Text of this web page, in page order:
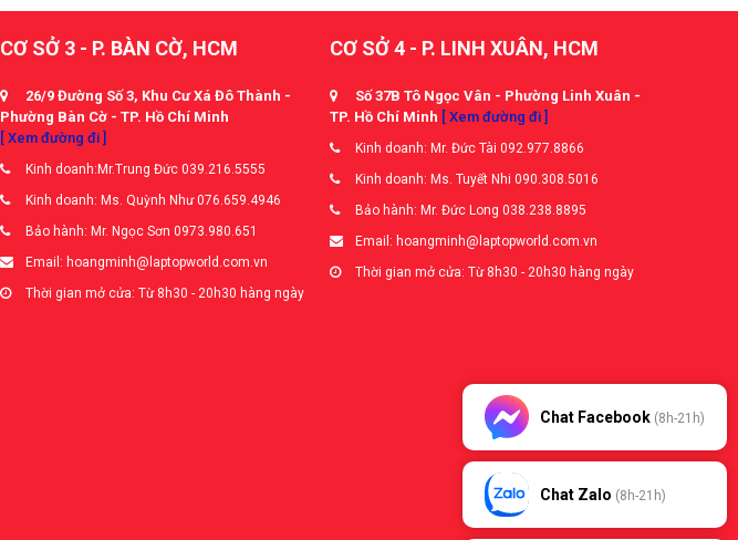
CƠ SỞ 3 - P. BÀN CỜ, HCM
26/9 Đường Số 3, Khu Cư Xá Đô Thành -
Phường Bàn Cờ - TP. Hồ Chí Minh
[ Xem đường đi ]
Kinh doanh:Mr.Trung Đức 039.216.5555
Kinh doanh: Ms. Quỳnh Như 076.659.4946
Bảo hành: Mr. Ngọc Sơn 0973.980.651
Email: hoangminh@laptopworld.com.vn
Thời gian mở cửa: Từ 8h30 - 20h30 hàng ngày
CƠ SỞ 4 - P. LINH XUÂN, HCM
Số 37B Tô Ngọc Vân - Phường Linh Xuân -
TP. Hồ Chí Minh [ Xem đường đi ]
Kinh doanh: Mr. Đức Tài 092.977.8866
Kinh doanh: Ms. Tuyết Nhi 090.308.5016
Bảo hành: Mr. Đức Long 038.238.8895
Email: hoangminh@laptopworld.com.vn
Thời gian mở cửa: Từ 8h30 - 20h30 hàng ngày
Chat Facebook (8h-21h)
Chat Zalo (8h-21h)